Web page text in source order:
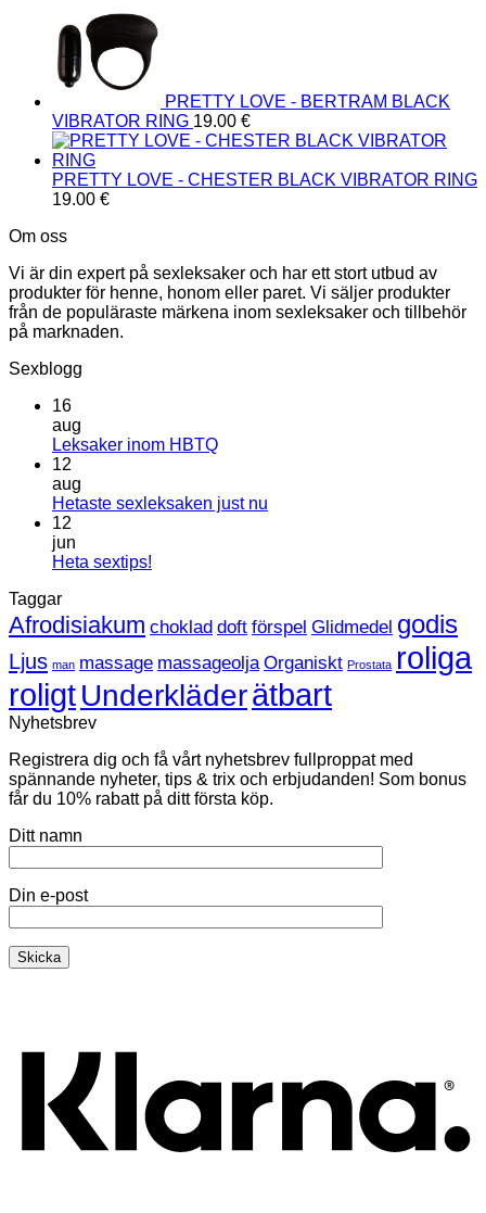
PRETTY LOVE - BERTRAM BLACK
VIBRATOR RING 19.00 €
PRETTY LOVE - CHESTER BLACK VIBRATOR RING
19.00 €
Om oss
Vi är din expert på sexleksaker och har ett stort utbud av
produkter för henne, honom eller paret. Vi säljer produkter
från de populäraste märkena inom sexleksaker och tillbehör
på marknaden.
Sexblogg
16
aug
Leksaker inom HBTQInga
Leksaker
12
aug
Hetaste sexleksaken just nu
12
jun
Heta sextips!
Heta
sextips!
Taggar
Afrodisiakum choklad doft förspel Glidmedel godis
Ljus man massage massageolja Organiskt Prostata roliga
roligtUnderkläderätbart
Nyhetsbrev
Registrera dig och få vårt nyhetsbrev fullproppat med
spännande nyheter, tips & trix och erbjudanden! Som bonus
får du 10% rabatt på ditt första köp.
Ditt namn
Din e-post